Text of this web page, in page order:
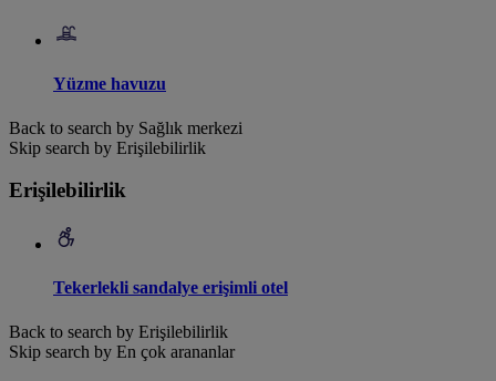
Yüzme havuzu
Back to search by Sağlık merkezi
Skip search by Erişilebilirlik
Erişilebilirlik
Tekerlekli sandalye erişimli otel
Back to search by Erişilebilirlik
Skip search by En çok arananlar